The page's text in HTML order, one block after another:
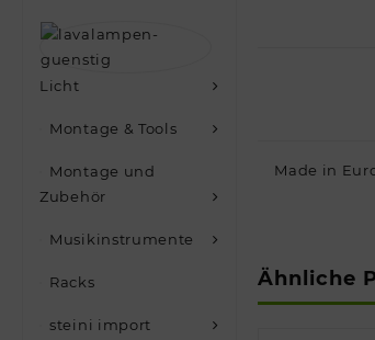
Licht
Montage & Tools
Montage und
Zubehör
Musikinstrumente
Racks
steini import
Made in
Ähnliche